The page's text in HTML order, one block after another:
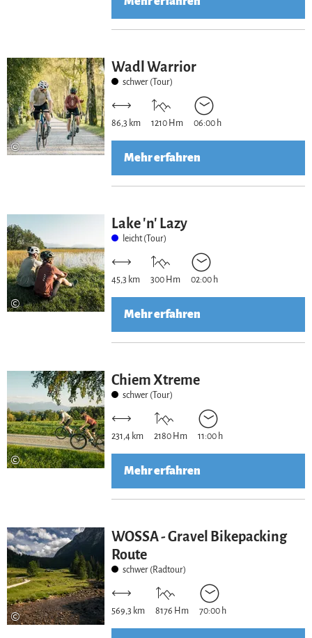
©
Wadl Warrior
schwer (Tour)
86,3 km 1210 Hm 06:00 h
Mehr erfahren
©
Lake 'n' Lazy
leicht (Tour)
45,3 km 300 Hm 02:00 h
Mehr erfahren
©
Chiem Xtreme
schwer (Tour)
231,4 km 2180 Hm 11:00 h
Mehr erfahren
©
WOSSA - Gravel Bikepacking
Route
schwer (Radtour)
569,3 km 8176 Hm 70:00 h